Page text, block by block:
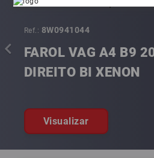
Ref.: 8W0941044
FAROL VAG A4 B9
DIREITO BI XENON
Visualizar